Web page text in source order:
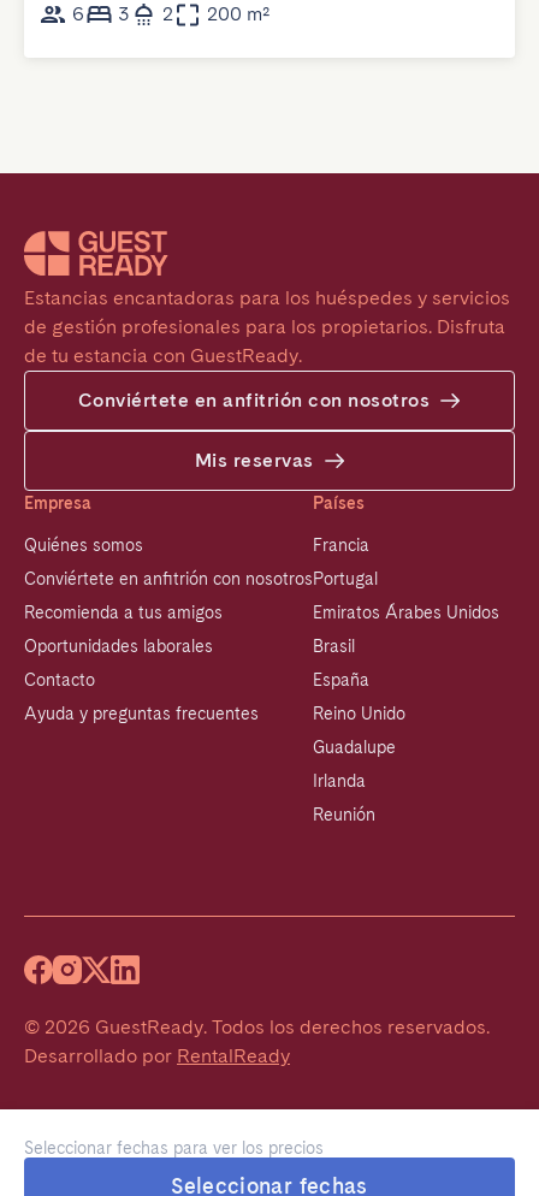
Seleccionar fechas para ver los precios
Seleccionar fechas
6
3 2 200 m²
Estancias encantadoras para los huéspedes y servicios
de gestión profesionales para los propietarios. Disfruta
de tu estancia con GuestReady.
Conviértete en anfitrión con nosotros
Mis reservas
Empresa
Quiénes somos
Conviértete en anfitrión con nosotros
Recomienda a tus amigos
Oportunidades laborales
Contacto
Ayuda y preguntas frecuentes
Países
Francia
Portugal
Emiratos Árabes Unidos
Brasil
España
Reino Unido
Guadalupe
Irlanda
Reunión
© 2026 GuestReady. Todos los derechos reservados.
Desarrollado por RentalReady